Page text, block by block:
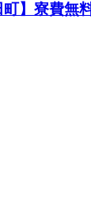
町】寮費